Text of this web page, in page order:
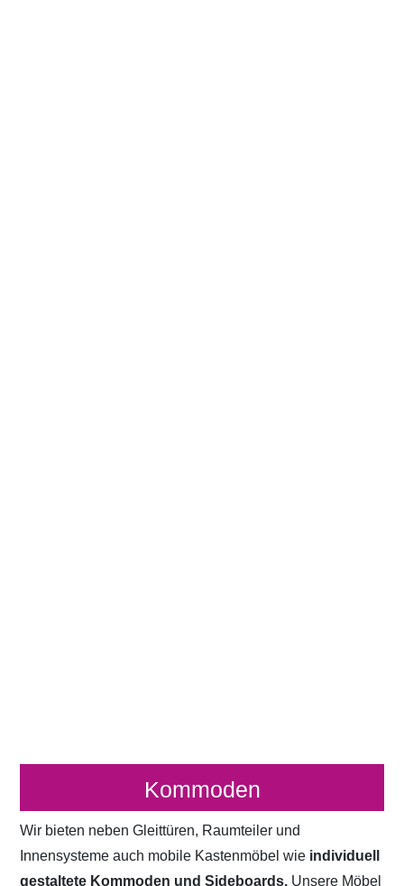
Kommoden
Wir bieten neben Gleittüren, Raumteiler und
Innensysteme auch mobile Kastenmöbel wie individuell
gestaltete Kommoden und Sideboards. Unsere Möbel